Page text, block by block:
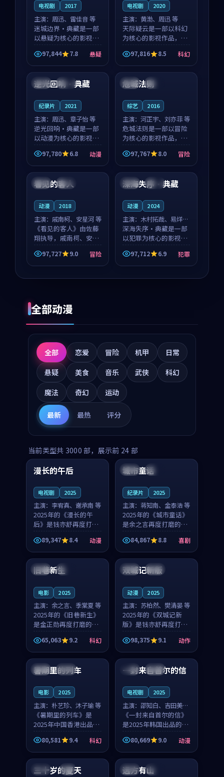
电视剧 2017
主演： 周迅、雷佳音 等
迷城边界·典藏是一部
以悬疑为核心的影视作
品，围绕危机、反转与
人物成长展开，整体节
奏紧凑，值得推荐观
看。
97,844 7.8 悬疑
电视剧 2020
主演： 黄渤、周迅 等
天际疑云是一部以科幻
为核心的影视作品，围
绕危机、反转与人物成
长展开，整体节奏紧
凑，值得推荐观看。
97,816 8.5 科幻
美国 高分
逆光回响·典藏
纪录片 2021
主演： 周迅、章子怡 等
逆光回响·典藏是一部
以动漫为核心的影视作
品，围绕危机、反转与
人物成长展开，整体节
奏紧凑，值得推荐观
97,780 6.8 动漫
韩国 杜比
危城法则
综艺 2016
主演： 河正宇、刘亦菲 等
危城法则是一部以冒险
为核心的影视作品，围
绕危机、反转与人物成
长展开，整体节奏紧
凑，值得推荐观看。
97,767 8.0 冒险
泰国 完结
看见的客人
动漫 2018
主演： 戚南柯、安星河 等
《看见的客人》由佐藤
翔执导，戚南柯、安星
河领衔主演，是一部
2018年上映的泰国冒险
动漫。影片以海岸抒情
97,727 9.0 冒险
中国 院线
深海失序·典藏
动漫 2024
主演： 木村拓哉、易烊千
玺 等
深海失序·典藏是一部
以犯罪为核心的影视作
品，围绕危机、反转与
人物成长展开，整体节
奏紧凑，值得推荐观
97,712 6.9 犯罪
全部动漫
全部 恋爱 冒险 机甲
日常
悬疑
美食 音乐 武侠
科幻
魔法
奇幻 运动
最新 最热 评分
当前类型共 3000 部，展示前 24 部
中国 高分
99:16
漫长的午后
电视剧 2025
主演： 李宥真、谢承南 等
2025年的《漫长的午
后》是钱亦舒再度打磨
的动漫佳作。中国大陆
的取景与海岛日常的氛
围相互成就，李宥真与
谢承南的对手戏自然克
制，让整部影片在悬念
89,347 8.4 动漫
美国 院线
城市童话
纪录片 2025
主演： 蒋知南、金泰浩 等
2025年的《城市童话》
是余之言再度打磨的喜
剧佳作。美国的取景与
历史战争的氛围相互成
就，蒋知南与金泰浩的
对手戏自然克制，让整
部影片在悬念与温度
84,867 8.8 喜剧
英国 完结
旧巷新生
电影 2025
主演： 余之言、季棠夏 等
2025年的《旧巷新生》
是金正勋再度打磨的科
幻佳作。英国的取景与
雨夜物语的氛围相互成
就，余之言与季棠夏的
对手戏自然克制，让整
部影片在悬念与温度
65,063 9.2 科幻
中国 独播
双城记新版
动漫 2025
主演： 苏柏然、樊清晏 等
2025年的《双城记新
版》是钱亦舒再度打磨
的动作佳作。中国大陆
的取景与沙漠探险的氛
围相互成就，苏柏然与
樊清晏的对手戏自然克
制，让整部影片在悬念
98,375 9.1 动作
中国 杜比
暑期里的列车
电影 2025
主演： 朴艺珍、沐子瑜 等
《暑期里的列车》是
2025年中国香港出品的
科幻新作，主创团队希
望用城市夜归人的故事
让观众停下来想一想。
朴艺珍领衔，沐子瑜担
任重要角色，郑书延的
80,581 9.4 科幻
韩国 热播
一封来自首尔的信
电视剧 2025
主演： 邵知白、吉田美琴
等
《一封来自首尔的信》
是2025年韩国出品的动
漫新作，主创团队希望
用高考往事的故事让观
众停下来想一想。邵知
重要角色，谢承南的
80,669 9.0 动漫
法国 4K
三十岁的夏天 法国 独播
远方有山